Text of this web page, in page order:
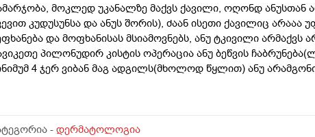
მოკლედ უკანალზე მაქვს ქავილი, ოღონდ ანუსთან
კუდუსუნსა და ანუს შორის), ძაან ისეთი ქავილიც
და მოფხანისას მსიამოვნებს, ანუ ტკივილი არმაქვს
პილონუდირ კისტის ოპერაცია ანუ ბეწვის
4 ჯერ ვიბან მაგ ადგილს(მხოლოდ წყლით) ანუ
- დერმატოლოგია